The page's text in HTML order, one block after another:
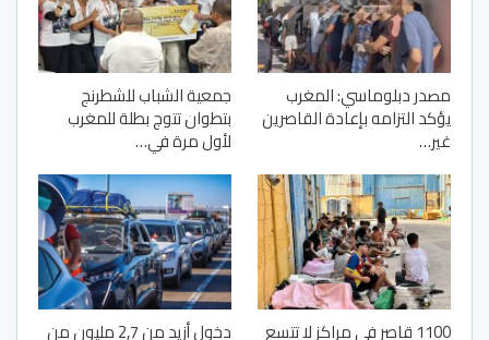
مصدر دبلوماسي: المغرب
يؤكد التزامه بإعادة القاصرين
غير…
جمعية الشباب للشطرنج
بتطوان تتوج بطلة للمغرب
لأول مرة في…
1100 قاصر في مراكز لا تتسع دخول أزيد من 2,7 مليون من